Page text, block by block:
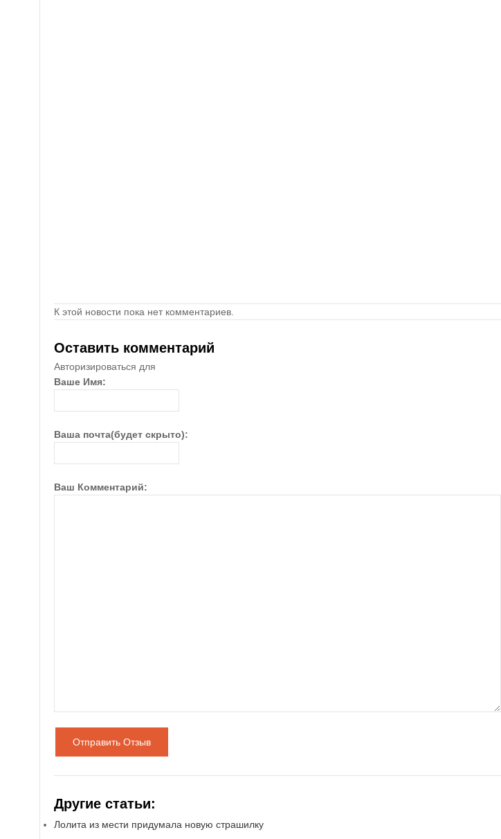
К этой новости пока нет комментариев.
Оставить комментарий
Авторизироваться для
Ваше Имя:
Ваша почта(будет скрыто):
Ваш Комментарий:
Отправить Отзыв
Другие статьи:
Лолита из мести придумала новую страшилку